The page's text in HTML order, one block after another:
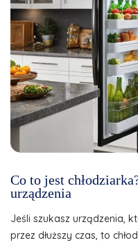
Co to jest
urządzenia
Jeśli szukasz urządzenia,
przez dłuższy czas, to